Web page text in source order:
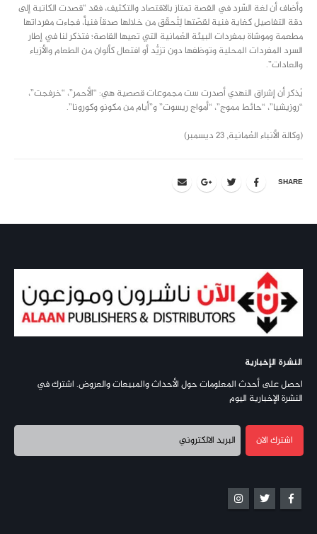
وأضاف أن لغة السّرد في القصة تمتاز بالاقتصاد والتكثيف، فقد “قصدت الكاتبة إلى
دقة التفاصيل كغاية فنية لقصّتها لِتُحقّق من خلالها صدقاً فنياًّ، فجاءت مفرداتها
مطعمة وموشاة بمفردات البيئة العُمانية التي تعيها القاصة؛ فتذكر لنا في إطار
السرد المفردات المحلية وتوظفها دون تزيُّد أو افتعال كألوان من الطعام والأزياء
والعادات”.
يُذكر أن إشراق النهدي أصدرت ست مجموعات قصصية هي: “الأحمر”، “خرفجت”،
“روزيشيا”، “حائط مموج”، “أمواج ريسوت” و”أيام من مكونو وكورونا”.
(وكالة الأنباء العُمانية, 23 ديسمبر)
SHARE
النشرة الإخبارية
احصل على أحدث المعلومات حول الأحداث والمبيعات والعروض. اشترك في
النشرة الإخبارية اليوم